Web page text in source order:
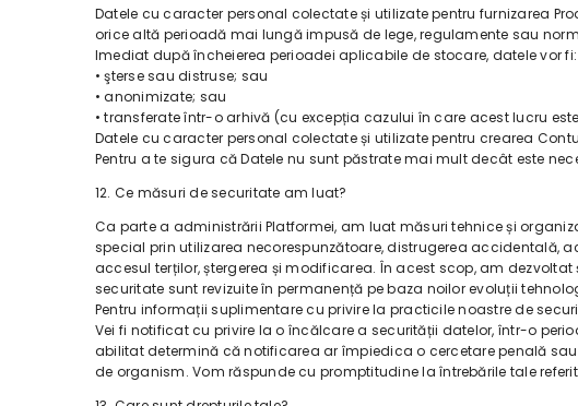
Datele cu caracter personal colectate și utilizate pentru furnizarea
orice altă perioadă mai lungă impusă de lege, regulamente sau
Imediat după încheierea perioadei aplicabile de stocare, datele vor fi:
• şterse sau distruse; sau
• anonimizate; sau
• transferate într-o arhivă (cu excepția cazului în care acest lucru
Datele cu caracter personal colectate și utilizate pentru crearea
Pentru a te sigura că Datele nu sunt păstrate mai mult decât este
12. Ce măsuri de securitate am luat?
Ca parte a administrării Platformei, am luat măsuri tehnice și
special prin utilizarea necorespunzătoare, distrugerea accidentală,
accesul terților, ștergerea și modificarea. În acest scop, am
securitate sunt revizuite în permanență pe baza noilor evoluții
Pentru informații suplimentare cu privire la practicile noastre de
Vei fi notificat cu privire la o încălcare a securității datelor, într-o
abilitat determină că notificarea ar împiedica o cercetare penală
de organism. Vom răspunde cu promptitudine la întrebările tale